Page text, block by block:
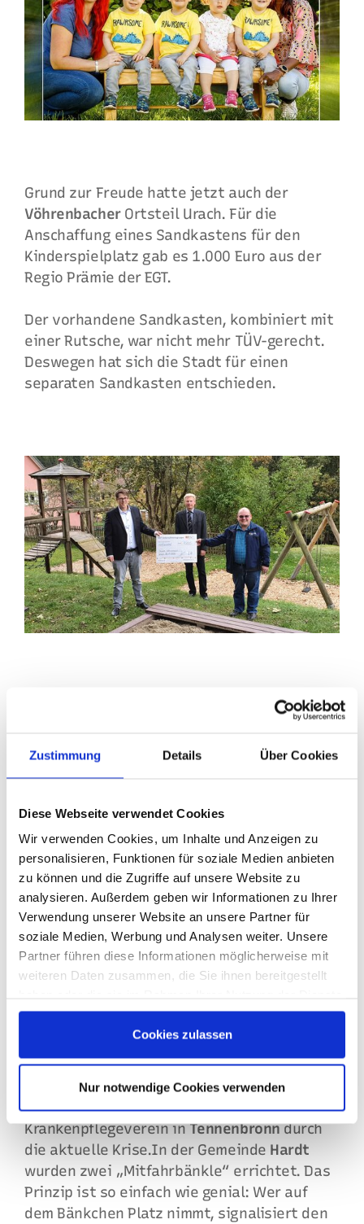
Zustimmung Details Über Cookies
Diese Webseite verwendet Cookies
Wir verwenden Cookies, um Inhalte und Anzeigen zu
personalisieren, Funktionen für soziale Medien anbieten
zu können und die Zugriffe auf unsere Website zu
analysieren. Außerdem geben wir Informationen zu Ihrer
Verwendung unserer Website an unsere Partner für
soziale Medien, Werbung und Analysen weiter. Unsere
Partner führen diese Informationen möglicherweise mit
weiteren Daten zusammen, die Sie ihnen bereitgestellt
gesammelt haben. Sie geben Einwilligung zu unseren
Cookies, wenn Sie unsere Webseite weiterhin nutzen.
Cookies zulassen
Nur notwendige Cookies verwenden
Grund zur Freude hatte jetzt auch der
VöhrenbacherOrtsteil Urach. Für die
Anschaffung eines Sandkastens für den
Kinderspielplatz gab es 1.000 Euro aus der
Regio Prämie der EGT.
Der vorhandene Sandkasten, kombiniert mit
einer Rutsche, war nicht mehr TÜV-gerecht.
Deswegen hat sich die Stadt für einen
separaten Sandkasten entschieden.
freuten sich dieses Jahr der
Akkordeonspielring und der Musikverein
über die finanzielle Unterstützung. Auch der
Auch die Digitalisierung der Grundschule in
Eschbronnkonnten wir unterstützen. Die
Schule versuchte, in Zeiten von Corona das
Lernen zu Hause für ihre Schülerinnen und
Schüler durch elektronische Medien zu
erleichtern. Hierzu kam teilweise auch eine
eigene Unterstützungsplattform zum
Einsatz. Allerdings wurden auch die Grenzen
der Schule, aber auch das Lernen zu Hause
verbessert werden.
Die EGT Regio Prämie half dem
Krankenpflegeverein inTennenbronndurch
die aktuelle Krise.In der Gemeinde Hardt
wurden zwei „Mitfahrbänkle“ errichtet. Das
Prinzip ist so einfach wie genial: Wer auf
dem Bänkchen Platz nimmt, signalisiert den